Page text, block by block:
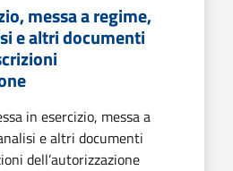
messa a regime,
e altri documenti
in esercizio, messa a
e altri documenti
dell’autorizzazione